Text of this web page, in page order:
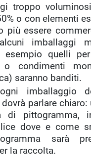
troppo
o con elementi
più essere
imballaggi
esempio quelli
o condimenti
saranno banditi.
imballaggio
parlare chiaro:
di pittogramma,
dove e come
sarà
la raccolta.